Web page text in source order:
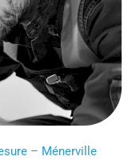
– Ménerville